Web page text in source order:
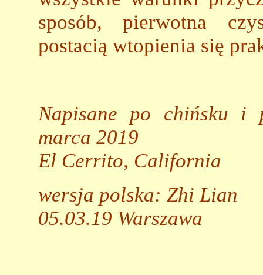
sposób, pierwotna
postacią wtopienia się
Napisane po chińsku i
marca 2019
El Cerrito, California
wersja polska: Zhi Lian
05.03.19 Warszawa